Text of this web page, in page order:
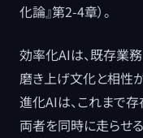
化論』第2-4章）。
効率化AIは、既存業務
磨き上げ文化と相性
進化AIは、これまで
両者を同時に走らせ